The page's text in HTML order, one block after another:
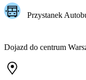
Przystanek
Dojazd do centrum